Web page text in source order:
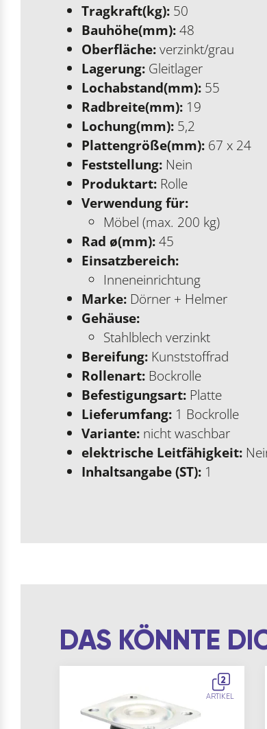
Tragkraft(kg): 50
Bauhöhe(mm):48
Oberfläche:verzinkt/grau
Lagerung: Gleitlager
Lochabstand(mm): 55
Radbreite(mm): 19
Lochung(mm): 5,2
Plattengröße(mm): 67 x 24
Feststellung: Nein
Produktart: Rolle
Verwendung für:
Möbel (max. 200 kg)
Rad ø(mm):45
Einsatzbereich:
Inneneinrichtung
Marke: Dörner + Helmer
Gehäuse:
Stahlblech verzinkt
Bereifung: Kunststoffrad
Rollenart: Bockrolle
Befestigungsart: Platte
Lieferumfang: 1 Bockrolle
Variante: nicht waschbar
elektrische Leitfähigkeit:
Inhaltsangabe (ST): 1
DAS KÖNNTE
2
ARTIKEL